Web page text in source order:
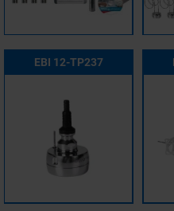
EBI 12-TP237